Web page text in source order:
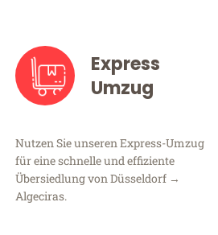
Express
Umzug
Nutzen Sie unseren Express-Umzug
für eine schnelle und effiziente
Übersiedlung von Düsseldorf →
Algeciras.